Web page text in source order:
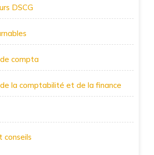
DSCG
compta
la comptabilité et de la finance
conseils